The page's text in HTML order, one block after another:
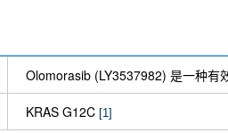
Olomorasib (LY3537982) 是一种有
KRAS G12C [1]